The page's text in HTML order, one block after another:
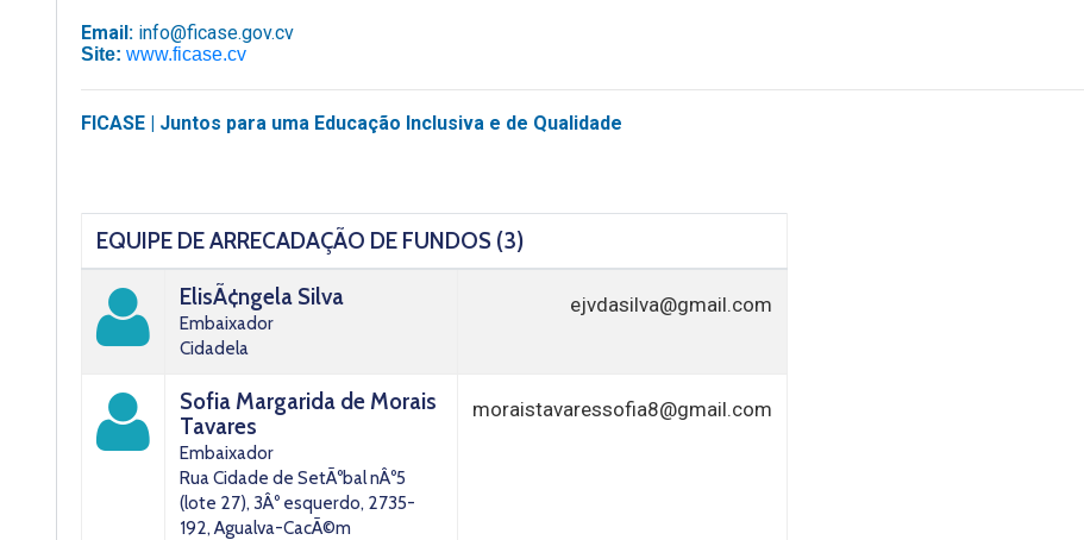
Email: info@ficase.gov.cv
Site: www.ficase.cv
FICASE | Juntos para uma Educação Inclusiva e de Qualidade
EQUIPE DE ARRECADAÇÃO DE FUNDOS (3)
ElisÃ¢ngela Silva
Embaixador
Cidadela
ejvdasilva@gmail.com
Sofia Margarida de Morais
Tavares
Embaixador
Rua Cidade de SetÃºbal nÂº5
(lote 27), 3Âº esquerdo, 2735-
192, Agualva-CacÃ©m
moraistavaressofia8@gmail.com